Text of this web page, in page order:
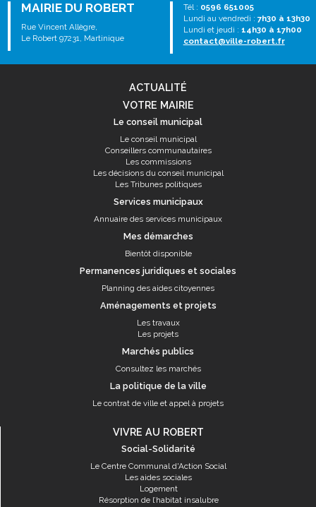
MAIRIE DU ROBERT
Rue Vincent Allègre,
Le Robert 97231, Martinique
Tél : 0596 651005
Lundi au vendredi : 7h30 à 13h30
Lundi et jeudi : 14h30 à 17h00
contact@ville-robert.fr
ACTUALITÉ
VOTRE MAIRIE
Le conseil municipal
Le conseil municipal
Conseillers communautaires
Les commissions
Les décisions du conseil municipal
Les Tribunes politiques
Services municipaux
Annuaire des services municipaux
Mes démarches
Bientôt disponible
Permanences juridiques et sociales
Planning des aides citoyennes
Aménagements et projets
Les travaux
Les projets
Marchés publics
Consultez les marchés
La politique de la ville
Le contrat de ville et appel à projets
VIVRE AU ROBERT
Social-Solidarité
Le Centre Communal d'Action Social
Les aides sociales
Logement
Résorption de l’habitat insalubre